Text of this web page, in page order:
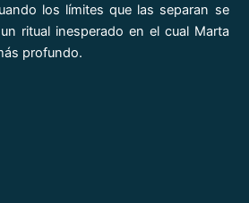
los límites que las separan se
ritual inesperado en el cual Marta
profundo.